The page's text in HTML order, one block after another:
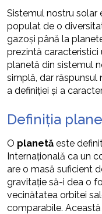
Sistemul nostru solar
populat de o
gazoși până la
prezintă caracteristici
planetă din sistemul
simplă, dar răspunsul
a definiției și a
Definiția
O planetă este
Internațională ca un
are o masă suficient
gravitație să-i dea o
vecinătatea orbitei
comparabile.